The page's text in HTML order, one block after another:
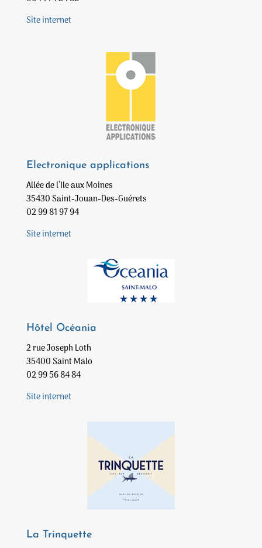
Site internet
Electronique applications
Allée de l’Ile aux Moines
35430 Saint-Jouan-Des-Guérets
02 99 81 97 94
Site internet
Hôtel Océania
2 rue Joseph Loth
35400 Saint Malo
02 99 56 84 84
Site internet
La Trinquette